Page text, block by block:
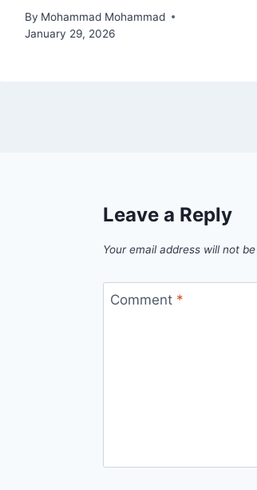
By Mohammad Mohammad
January 29, 2026
Leave a Reply
Your email address will not
Comment *